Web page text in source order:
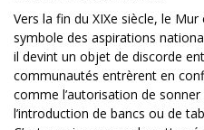
Vers la fin du XIXe siècle, le
symbole des aspirations
il devint un objet de discorde
communautés entrèrent en
comme l’autorisation de
l’introduction de bancs ou de